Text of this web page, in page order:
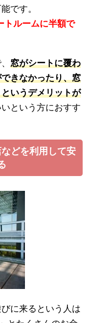
です。
トルームに半額で
窓がシートに覆わ
きなかったり、窓
いうデメリットが
という方におすす
どを利用して安
に来るという人は